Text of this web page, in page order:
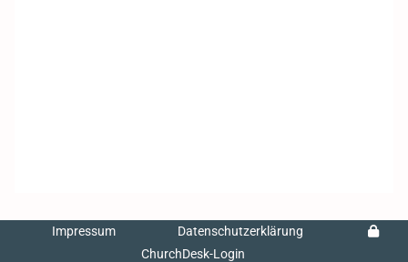
Impressum
Datenschutzerklärung
ChurchDesk-Login